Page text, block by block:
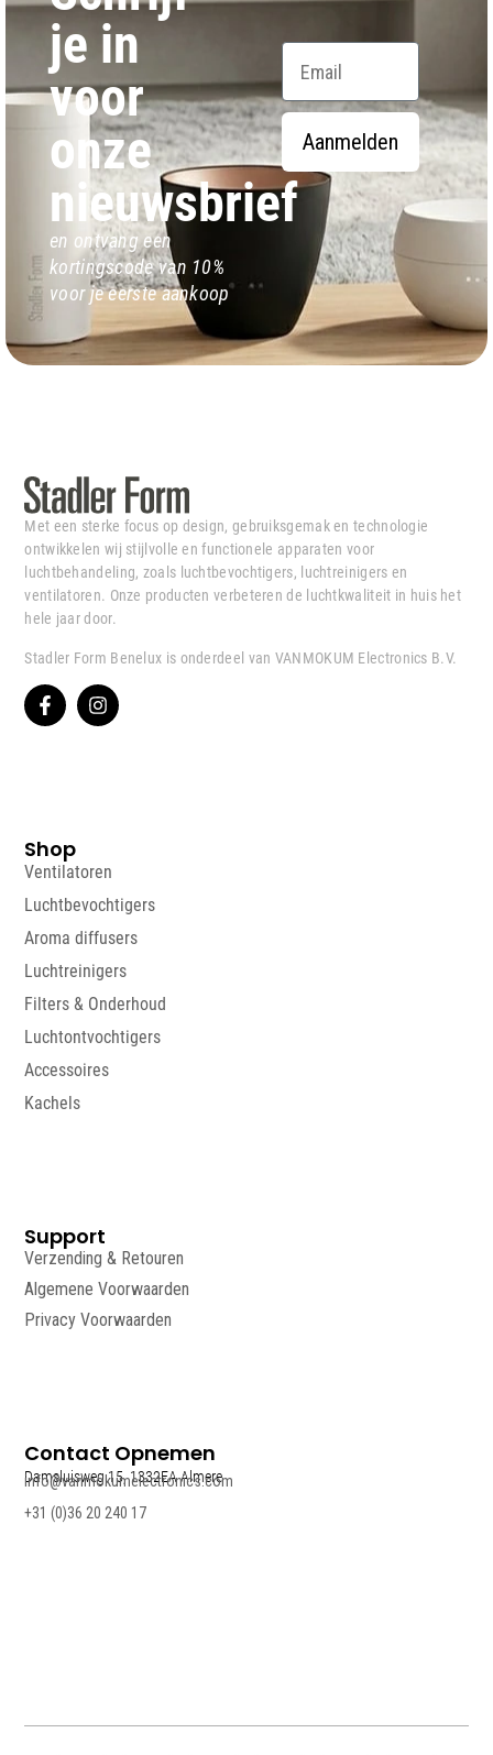
je in
voor
onze
nieuwsbrief
en ontvang een
kortingscode van 10%
voor je eerste aankoop
Email
Aanmelden
Met een sterke focus op design, gebruiksgemak en technologie
ontwikkelen wij stijlvolle en functionele apparaten voor
luchtbehandeling, zoals luchtbevochtigers, luchtreinigers en
ventilatoren. Onze producten verbeteren de luchtkwaliteit in huis het
hele jaar door.
Stadler Form Benelux is onderdeel van VANMOKUM Electronics B.V.
Shop
Ventilatoren
Luchtbevochtigers
Aroma diffusers
Luchtreinigers
Filters & Onderhoud
Luchtontvochtigers
Accessoires
Kachels
Support
Verzending & Retouren
Algemene Voorwaarden
Privacy Voorwaarden
Contact Opnemen
Damsluisweg 15, 1332EA Almere
info@vanmokumelectronics.com
+31 (0)36 20 240 17